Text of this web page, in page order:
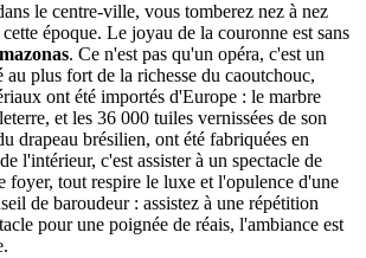
le centre-ville, vous tomberez nez à nez
époque. Le joyau de la couronne est sans
. Ce n'est pas qu'un opéra, c'est un
plus fort de la richesse du caoutchouc,
ont été importés d'Europe : le marbre
et les 36 000 tuiles vernissées de son
drapeau brésilien, ont été fabriquées en
l'intérieur, c'est assister à un spectacle de
foyer, tout respire le luxe et l'opulence d'une
de baroudeur : assistez à une répétition
pour une poignée de réais, l'ambiance est